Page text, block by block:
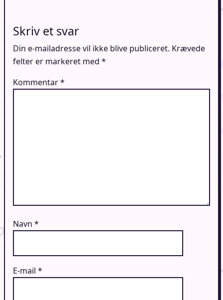
Skriv et svar
Din e-mailadresse vil ikke blive publiceret. Krævede
felter er markeret med *
Kommentar*
Navn *
E-mail *